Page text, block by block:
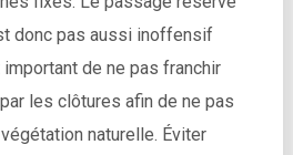
donc pas aussi inoffensif
important de ne pas franchir
les clôtures afin de ne pas
naturelle. Éviter